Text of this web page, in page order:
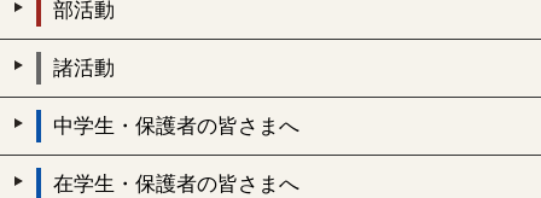
部活動
諸活動
中学生・保護者の皆さまへ
在学生・保護者の皆さまへ